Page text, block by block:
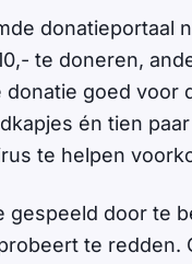
donatieportaal
te doneren,
goed voor
én tien
te helpen
gespeeld door te
te redden.